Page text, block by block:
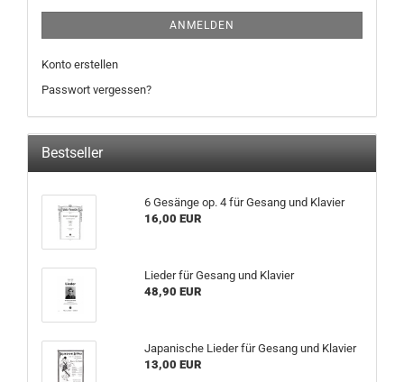
ANMELDEN
Konto erstellen
Passwort vergessen?
Bestseller
6 Gesänge op. 4 für Gesang und Klavier
16,00 EUR
Lieder für Gesang und Klavier
48,90 EUR
Japanische Lieder für Gesang und Klavier
13,00 EUR